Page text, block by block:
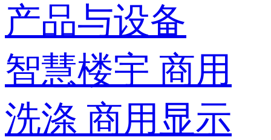
产品与设备
智慧楼宇 商用
洗涤 商用显示